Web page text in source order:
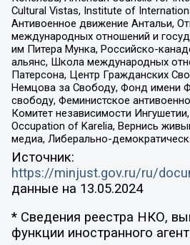
Cultural Vistas, Institute of
Антивоенное движение Антальи,
международных отношений и
им Питера Мунка, Российско-
альянс, Школа международных
Патерсона, Центр Гражданских
Немцова за Свободу, Фонд имени
свободу, Феминистское
Комитет независимости
Occupation of Karelia, Вернись
медиа, Либерально-
Источник:
https://minjust.gov.ru/ru/
данные на 13.05.2024
* Сведения реестра НКО,
функции иностранного